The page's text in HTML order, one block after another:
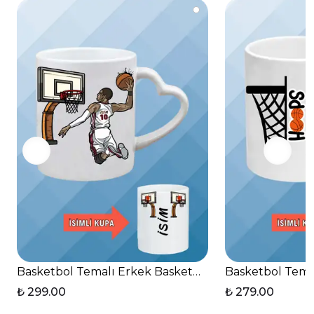
Basketbol Temalı Erkek Basketbolcu Kalp Kulplu
₺ 299.00
Basketbol
₺ 279.00